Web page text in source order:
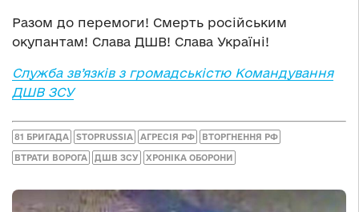
Разом до перемоги! Смерть російським
окупантам! Слава ДШВ! Слава Україні!
Служба зв’язків з громадськістю Командування
ДШВ ЗСУ
81 БРИГАДА STOPRUSSIA АГРЕСІЯ РФ ВТОРГНЕННЯ РФ
ВТРАТИ ВОРОГА ДШВ ЗСУ ХРОНІКА ОБОРОНИ